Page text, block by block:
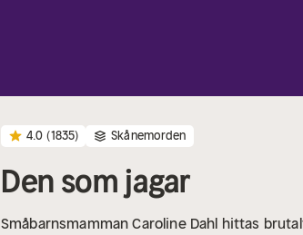
4.0 (1835) Skånemorden
Den som jagar
Småbarnsmamman Caroline Dahl hittas